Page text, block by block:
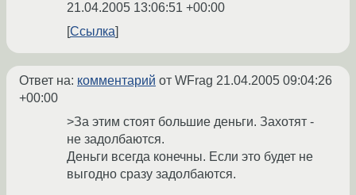
21.04.2005 13:06:51 +00:00
Ссылка
Ответ на: комментарий от WFrag 21.04.2005 09:04:26
+00:00
>За этим стоят большие деньги. Захотят -
не задолбаются.
Деньги всегда конечны. Если это будет не
выгодно сразу задолбаются.